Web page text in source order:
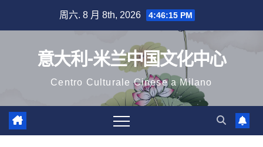
周六. 8 月 8th, 2026 4:46:15 PM
意大利-米兰中国文化中心
Centro Culturale Cinese a Milano